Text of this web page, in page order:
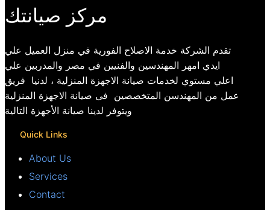
مركز صيانتك
تقدم الشركة خدمة الاصلاح الفورية في منزل العميل علي
ايدي امهر المهندسين والفنيين في مصر والمدربين علي
اعلي مستوي لخدمات صيانة الاجهزة المنزلية ، لدنيا فريق
عمل من المهندسن المتخصصين فى صيانة الاجهزة المنزلية
ويتوفر لدينا صيانة الأجهزة التالية
Quick Links
About Us
Services
Contact